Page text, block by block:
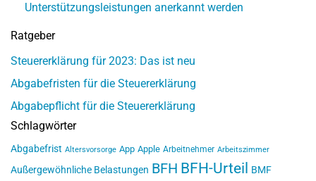
Unterstützungsleistungen anerkannt werden
Ratgeber
Steuererklärung für 2023: Das ist neu
Abgabefristen für die Steuererklärung
Abgabepflicht für die Steuererklärung
Schlagwörter
Abgabefrist Altersvorsorge App Apple Arbeitnehmer Arbeitszimmer
Außergewöhnliche Belastungen BFH BFH-Urteil BMF